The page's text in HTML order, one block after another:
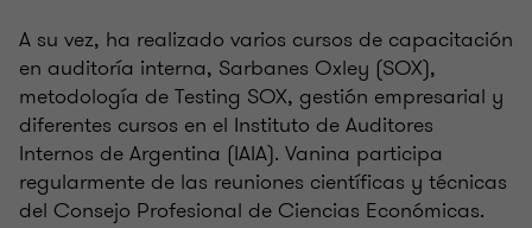
A su vez, ha realizado varios cursos de capacitación
en auditoría interna, Sarbanes Oxley (SOX),
metodología de Testing SOX, gestión empresarial y
diferentes cursos en el Instituto de Auditores
Internos de Argentina (IAIA). Vanina participa
regularmente de las reuniones científicas y técnicas
del Consejo Profesional de Ciencias Económicas.